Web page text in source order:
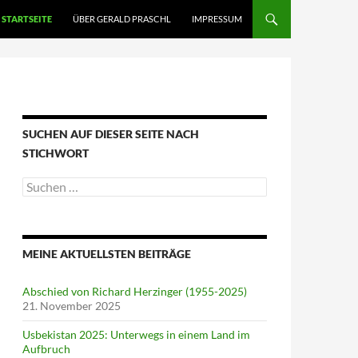
STARTSEITE ÜBER GERALD PRASCHL IMPRESSUM
SUCHEN AUF DIESER SEITE NACH
STICHWORT
Suche
nach:
MEINE AKTUELLSTEN BEITRÄGE
Abschied von Richard Herzinger (1955-2025)
21. November 2025
Usbekistan 2025: Unterwegs in einem Land im
Aufbruch